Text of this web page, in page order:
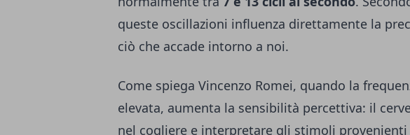
queste oscillazioni influenza direttamente la
ciò che accade intorno a noi.
Come spiega Vincenzo Romei, quando la
elevata, aumenta la sensibilità percettiva: il
nel cogliere e interpretare gli stimoli provenienti